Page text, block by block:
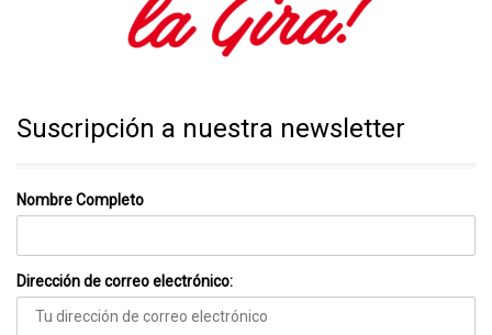
Suscripción a nuestra newsletter
Nombre Completo
Dirección de correo electrónico: